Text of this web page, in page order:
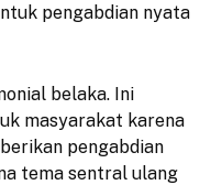
pengabdian nyata
belaka. Ini
masyarakat karena
pengabdian
tema sentral ulang